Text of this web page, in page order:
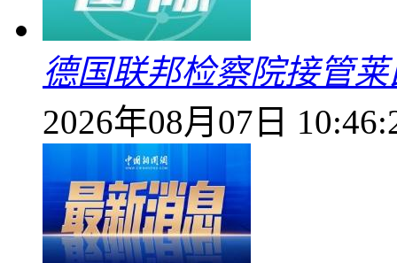
德国联邦检察院接管
2026年08月07日